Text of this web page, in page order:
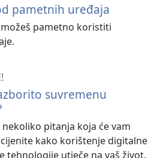
pametnih uređaja
pametno koristiti
suvremenu
pitanja koja će vam
kako korištenje digitalne
tehnologije utječe na vaš život.